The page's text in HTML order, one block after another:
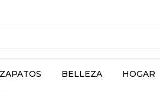
ZAPATOS BELLEZA HOGAR